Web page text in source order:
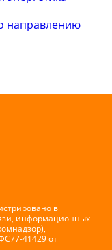
направлению
в
информационных
41429 от